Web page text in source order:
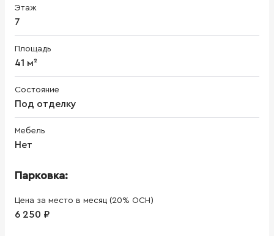
Этаж
7
Площадь
41 м²
Состояние
Под отделку
Мебель
Нет
Парковка:
Цена за место в месяц (20% ОСН)
6 250 ₽